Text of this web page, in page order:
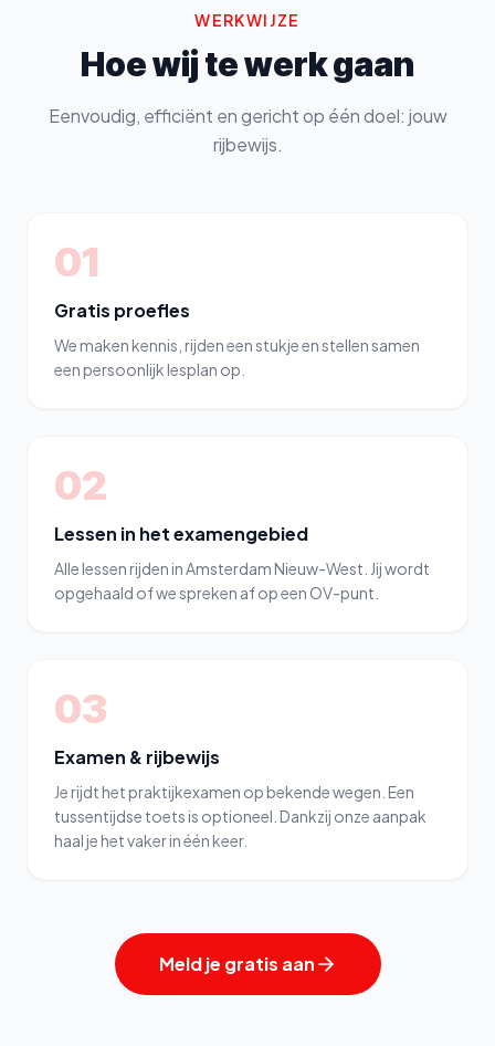
WERKWIJZE
Hoe wij te werk gaan
Eenvoudig, efficiënt en gericht op één doel: jouw
rijbewijs.
01
Gratis proefles
We maken kennis, rijden een stukje en stellen samen
een persoonlijk lesplan op.
02
Lessen in het examengebied
Alle lessen rijden in Amsterdam Nieuw-West. Jij wordt
opgehaald of we spreken af op een OV-punt.
03
Examen & rijbewijs
Je rijdt het praktijkexamen op bekende wegen. Een
tussentijdse toets is optioneel. Dankzij onze aanpak
haal je het vaker in één keer.
Meld je gratis aan